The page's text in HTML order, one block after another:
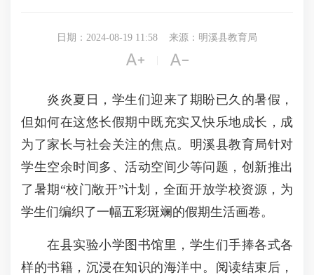
日期：2024-08-19 11:58 来源：明溪县教育局
 
炎炎夏日，学生们迎来了期盼已久的暑假，
但如何在这悠长假期中既充实又快乐地成长，成
为了家长与社会关注的焦点。明溪县教育局针对
学生空余时间多、活动空间少等问题，创新推出
了暑期“校门敞开”计划，全面开放学校资源，为
学生们编织了一幅五彩斑斓的假期生活画卷。
在县实验小学图书馆里，学生们手捧各式各
样的书籍，沉浸在知识的海洋中。阅读结束后，